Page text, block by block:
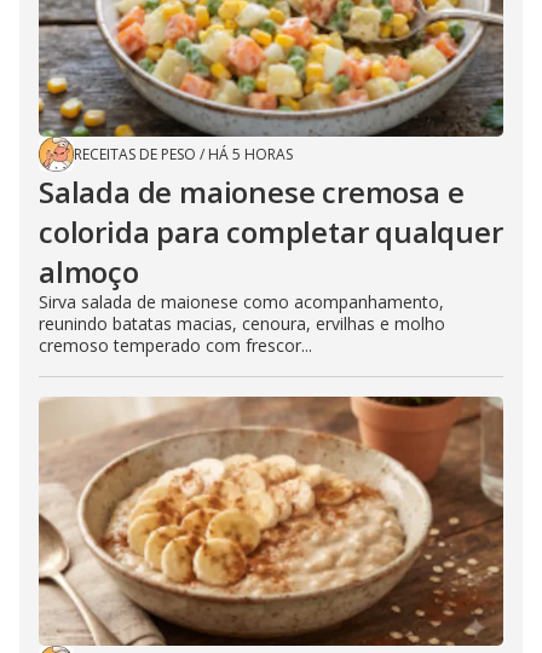
RECEITAS DE PESO / HÁ 5 HORAS
Salada de maionese cremosa e
colorida para completar qualquer
almoço
Sirva salada de maionese como acompanhamento,
reunindo batatas macias, cenoura, ervilhas e molho
cremoso temperado com frescor...